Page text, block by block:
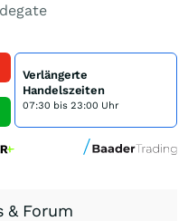
Verlängerte
Handelszeiten
07:30 bis 23:00 Uhr
& Forum